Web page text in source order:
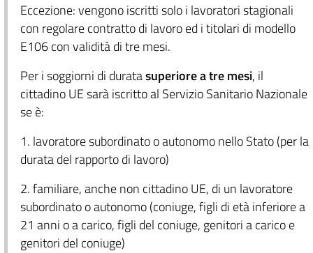
Eccezione: vengono iscritti solo i lavoratori stagionali
con regolare contratto di lavoro ed i titolari di modello
E106 con validità di tre mesi.
Per i soggiorni di duratasuperiore a tre mesi, il
cittadino UE sarà iscritto al Servizio Sanitario Nazionale
se è:
1. lavoratore subordinato o autonomo nello Stato (per la
durata del rapporto di lavoro)
2. familiare, anche non cittadino UE, di un lavoratore
subordinato o autonomo (coniuge, figli di età inferiore a
21 anni o a carico, figli del coniuge, genitori a carico e
genitori del coniuge)